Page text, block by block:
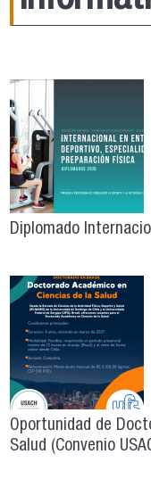
Diplomado
Oportunidad de
Salud (Convenio